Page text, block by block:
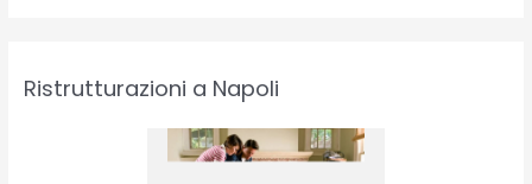
Ristrutturazioni a Napoli